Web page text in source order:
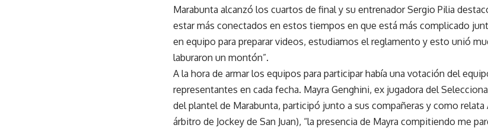
Marabunta alcanzó los cuartos de final y su entrenador Sergio Pilia
estar más conectados en estos tiempos en que está más complicado
en equipo para preparar videos, estudiamos el reglamento y esto unió
laburaron un montón”.
A la hora de armar los equipos para participar había una votación del
representantes en cada fecha. Mayra Genghini, ex jugadora del
del plantel de Marabunta, participó junto a sus compañeras y como relata
árbitro de Jockey de San Juan), “la presencia de Mayra compitiendo me